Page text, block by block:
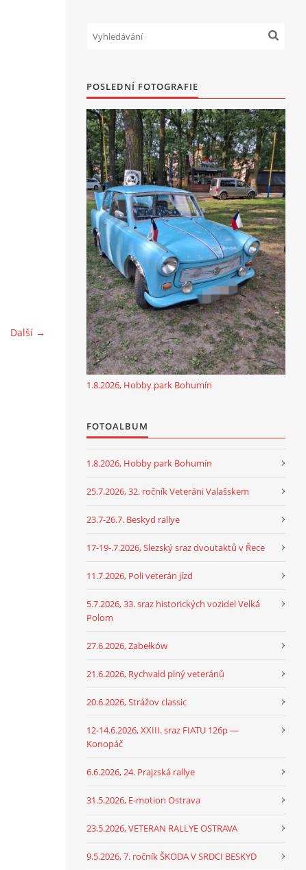
Další →
POSLEDNÍ FOTOGRAFIE
1.8.2026, Hobby park Bohumín
FOTOALBUM
1.8.2026, Hobby park Bohumín
25.7.2026, 32. ročník Veteráni Valašskem
23.7-26.7. Beskyd rallye
17-19-.7.2026, Slezský sraz dvoutaktů v Řece
11.7.2026, Poli veterán jízd
5.7.2026, 33. sraz historických vozidel Velká
Polom
27.6.2026, Zabełków
21.6.2026, Rychvald plný veteránů
20.6.2026, Strážov classic
12-14.6.2026, XXIII. sraz FIATU 126p —
Konopáč
6.6.2026, 24. Prajzská rallye
31.5.2026, E-motion Ostrava
23.5.2026, VETERAN RALLYE OSTRAVA
9.5.2026, 7. ročník ŠKODA V SRDCI BESKYD